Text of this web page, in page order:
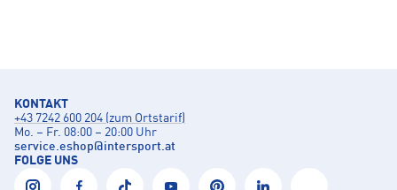
KONTAKT
+43 7242 600 204 (zum Ortstarif)
Mo. – Fr. 08:00 – 20:00 Uhr
service.eshop@intersport.at
FOLGE UNS